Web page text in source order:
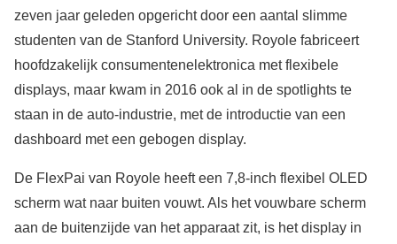
zeven jaar geleden opgericht door een aantal slimme
studenten van de Stanford University. Royole fabriceert
hoofdzakelijk consumentenelektronica met flexibele
displays, maar kwam in 2016 ook al in de spotlights te
staan in de auto-industrie, met de introductie van een
dashboard met een gebogen display.
De FlexPai van Royole heeft een 7,8-inch flexibel OLED
scherm wat naar buiten vouwt. Als het vouwbare scherm
aan de buitenzijde van het apparaat zit, is het display in